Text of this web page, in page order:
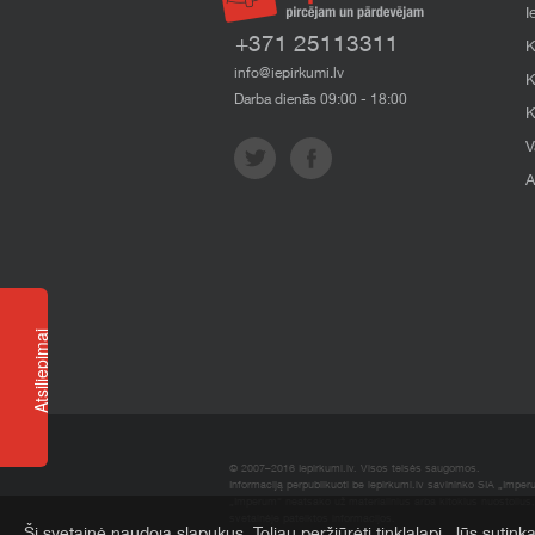
+371 25113311
info@iepirkumi.lv
Darba dienās 09:00 - 18:00
© 2007–2016 Iepirkumi.lv. Visos teisės saugomos.
Informaciją perpublikuoti be iepirkumi.lv savininko SIA
Atsiliepimai